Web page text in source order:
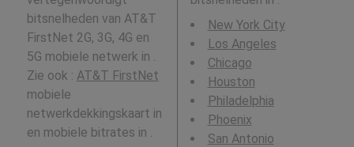
bitsnelheden van AT&T
FirstNet 2G, 3G, 4G en
5G mobiele netwerk in .
Zie ook : AT&T FirstNet
mobiele
netwerkdekkingskaart in
en mobiele bitrates in .
New York City
Los Angeles
Chicago
Houston
Philadelphia
Phoenix
San Antonio